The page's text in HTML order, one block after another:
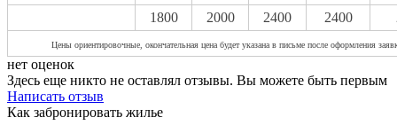
1800 2000 2400 2400
Цены ориентировочные, окончательная цена будет указана в письме после оформления
нет оценок
Здесь еще никто не оставлял отзывы. Вы можете быть первым
Написать отзыв
Как забронировать жилье